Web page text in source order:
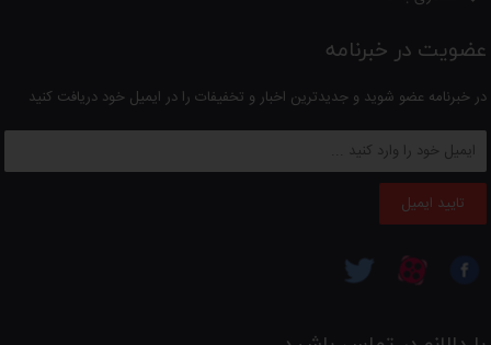
معایب
فاقد حالت شست‌وشوی بخار
جمع‌بندی
جارو شارژی زنیت مدل ZHVC1452
ولت و طراحی ارگونومیک، گزینه‌ای ایده‌آل برای خانه‌های مدرن است که نیاز
به نظافت سریع و بدون سیم دارند.
عضویت در خبرنامه
در خبرنامه عضو شوید و جدیدترین اخبار و تخفیفات را در ایمیل خود دریافت کنید
تایید ایمیل